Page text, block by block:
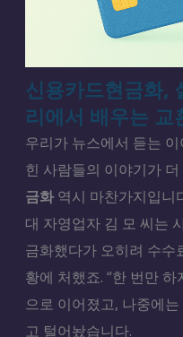
신용카드현금화,
리에서 배우는 교
우리가 뉴스에서 듣는
힌 사람들의 이야기가
금화역시 마찬가지입니
대 자영업자 김 모 씨는
금화했다가 오히려 수수
황에 처했죠. “한 번만
으로 이어졌고, 나중에
고 털어놨습니다.